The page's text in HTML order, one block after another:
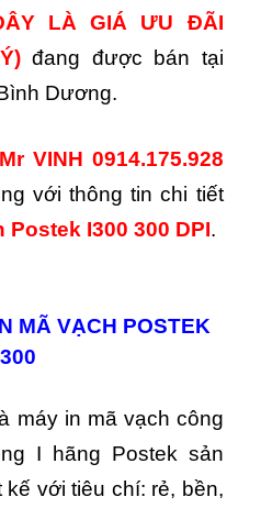
LÀ GIÁ ƯU ĐÃI
đang được bán tại
Dương.
VINH 0914.175.928
với thông tin chi tiết
Postek I300 300 DPI.
MÃ VẠCH POSTEK
máy in mã vạch công
I hãng Postek sản
với tiêu chí: rẻ, bền,